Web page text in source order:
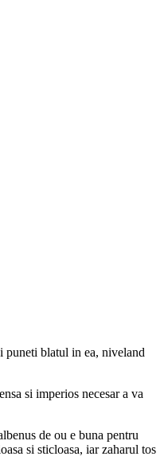
puneti blatul in ea, niveland
si imperios necesar a va
de ou e buna pentru
si sticloasa, iar zaharul tos